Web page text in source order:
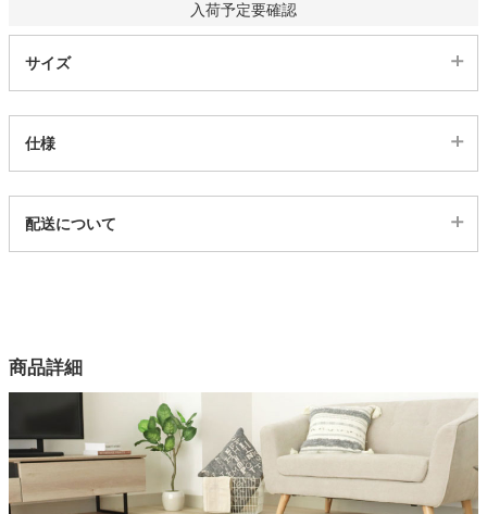
タワー
入荷予定要確認
サイズ
仕様
15000362
2色
ポリエステル100%
表目付
配送について
商品詳細